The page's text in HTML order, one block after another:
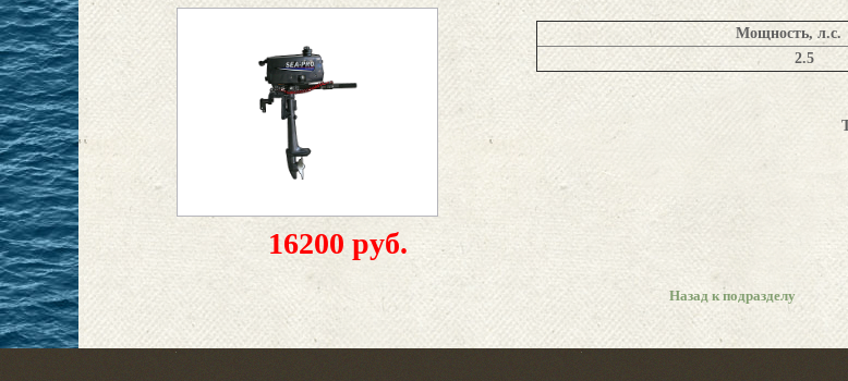
16200 руб.
Мощность, л.с.
2.5
Назад к подразделу